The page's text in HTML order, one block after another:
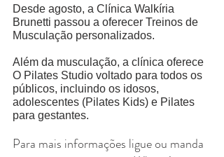
Desde agosto, a Clínica Walkíria
Brunetti passou a oferecer Treinos de
Musculação personalizados.
Além da musculação, a clínica oferece
O Pilates Studio voltado para todos os
públicos, incluindo os idosos,
adolescentes (Pilates Kids) e Pilates
para gestantes.
Para mais informações ligue ou manda